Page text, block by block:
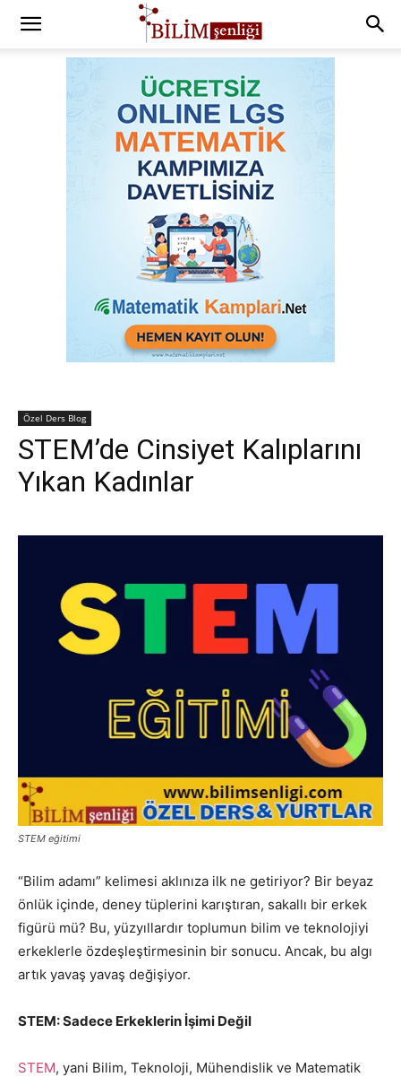
Özel Ders Blog
STEM’de Cinsiyet Kalıplarını
Yıkan Kadınlar
STEM eğitimi
“Bilim adamı” kelimesi aklınıza ilk ne getiriyor? Bir beyaz
önlük içinde, deney tüplerini karıştıran, sakallı bir erkek
figürü mü? Bu, yüzyıllardır toplumun bilim ve teknolojiyi
erkeklerle özdeşleştirmesinin bir sonucu. Ancak, bu algı
artık yavaş yavaş değişiyor.
STEM: Sadece Erkeklerin İşimi Değil
STEM, yani Bilim, Teknoloji, Mühendislik ve Matematik